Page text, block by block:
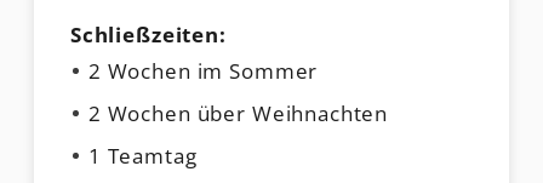
Schließzeiten:
2 Wochen im Sommer
2 Wochen über Weihnachten
1 Teamtag